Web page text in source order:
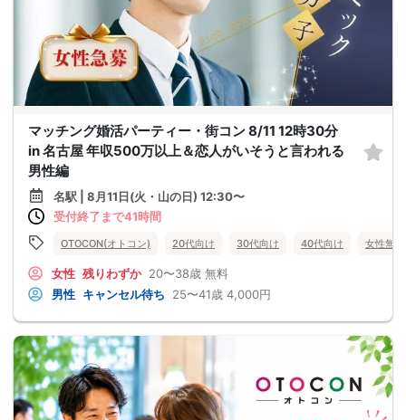
マッチング婚活パーティー・街コン 8/11 12時30分
in 名古屋 年収500万以上＆恋人がいそうと言われる
男性編
名駅 | 8月11日(火・山の日) 12:30〜
受付終了まで41時間
OTOCON(オトコン) 20代向け 30代向け 40代向け 女性無料
女性 残りわずか 20〜38歳 無料
男性 キャンセル待ち 25〜41歳 4,000円